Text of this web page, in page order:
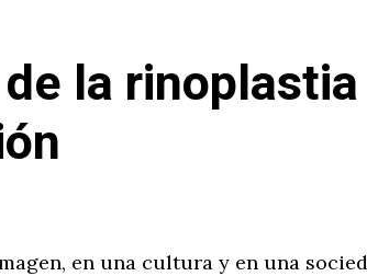
la
en una cultura y en una